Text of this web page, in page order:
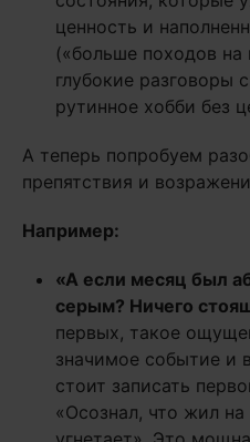
ценность и
(«больше походов на
глубокие разговоры
рутинное хобби без
А теперь попробуем
препятствия и
Например:
«А если месяц был
серым? Ничего
первых, такое
значимое событие и
стоит записать
«Осознал, что жил на